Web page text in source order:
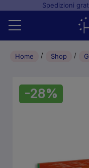
Spedizioni
Home
Studio odontoiatrico
Home Shop
-28%